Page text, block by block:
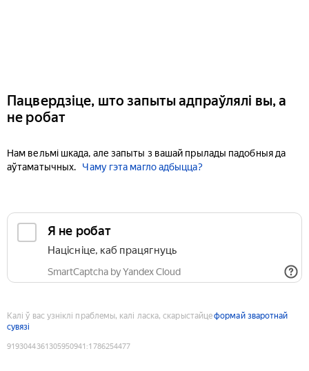
Пацвердзіце, што запыты адпраўлялі вы, а
не робат
Нам вельмі шкада, але запыты з вашай прылады падобныя да
аўтаматычных.
Чаму гэта магло адбыцца?
Я не робат
Націсніце, каб працягнуць
SmartCaptcha by Yandex Cloud
Калі ў вас узніклі праблемы, калі ласка, скарыстайцеформай зваротнай
сувязі
9193044361305950941 :1786254477